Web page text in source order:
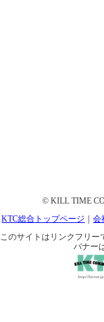
© KILL TIME
KTC総合トップページ
｜会
このサイトはリンクフリー
バナー